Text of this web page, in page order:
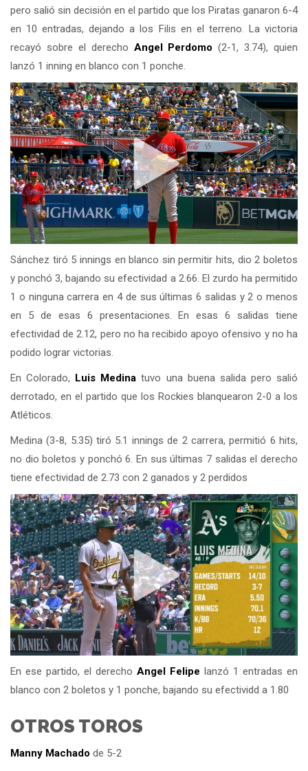
pero salió sin decisión en el partido que los Piratas ganaron 6-4
en 10 entradas, dejando a los Filis en el terreno. La victoria
recayó sobre el derecho Angel Perdomo (2-1, 3.74), quien
lanzó 1 inning en blanco con 1 ponche.
Sánchez tiró 5 innings en blanco sin permitir hits, dio 2 boletos
y ponchó 3, bajando su efectividad a 2.66. El zurdo ha permitido
1 o ninguna carrera en 4 de sus últimas 6 salidas y 2 o menos
en 5 de esas 6 presentaciones. En esas 6 salidas tiene
efectividad de 2.12, pero no ha recibido apoyo ofensivo y no ha
podido lograr victorias.
En Colorado, Luis Medina tuvo una buena salida pero salió
derrotado, en el partido que los Rockies blanquearon 2-0 a los
Atléticos.
Medina (3-8, 5.35) tiró 5.1 innings de 2 carrera, permitió 6 hits,
no dio boletos y ponchó 6. En sus últimas 7 salidas el derecho
tiene efectividad de 2.73 con 2 ganados y 2 perdidos
En ese partido, el derecho Angel Felipe lanzó 1 entradas en
blanco con 2 boletos y 1 ponche, bajando su efectividd a 1.80
OTROS TOROS
Manny Machado de 5-2